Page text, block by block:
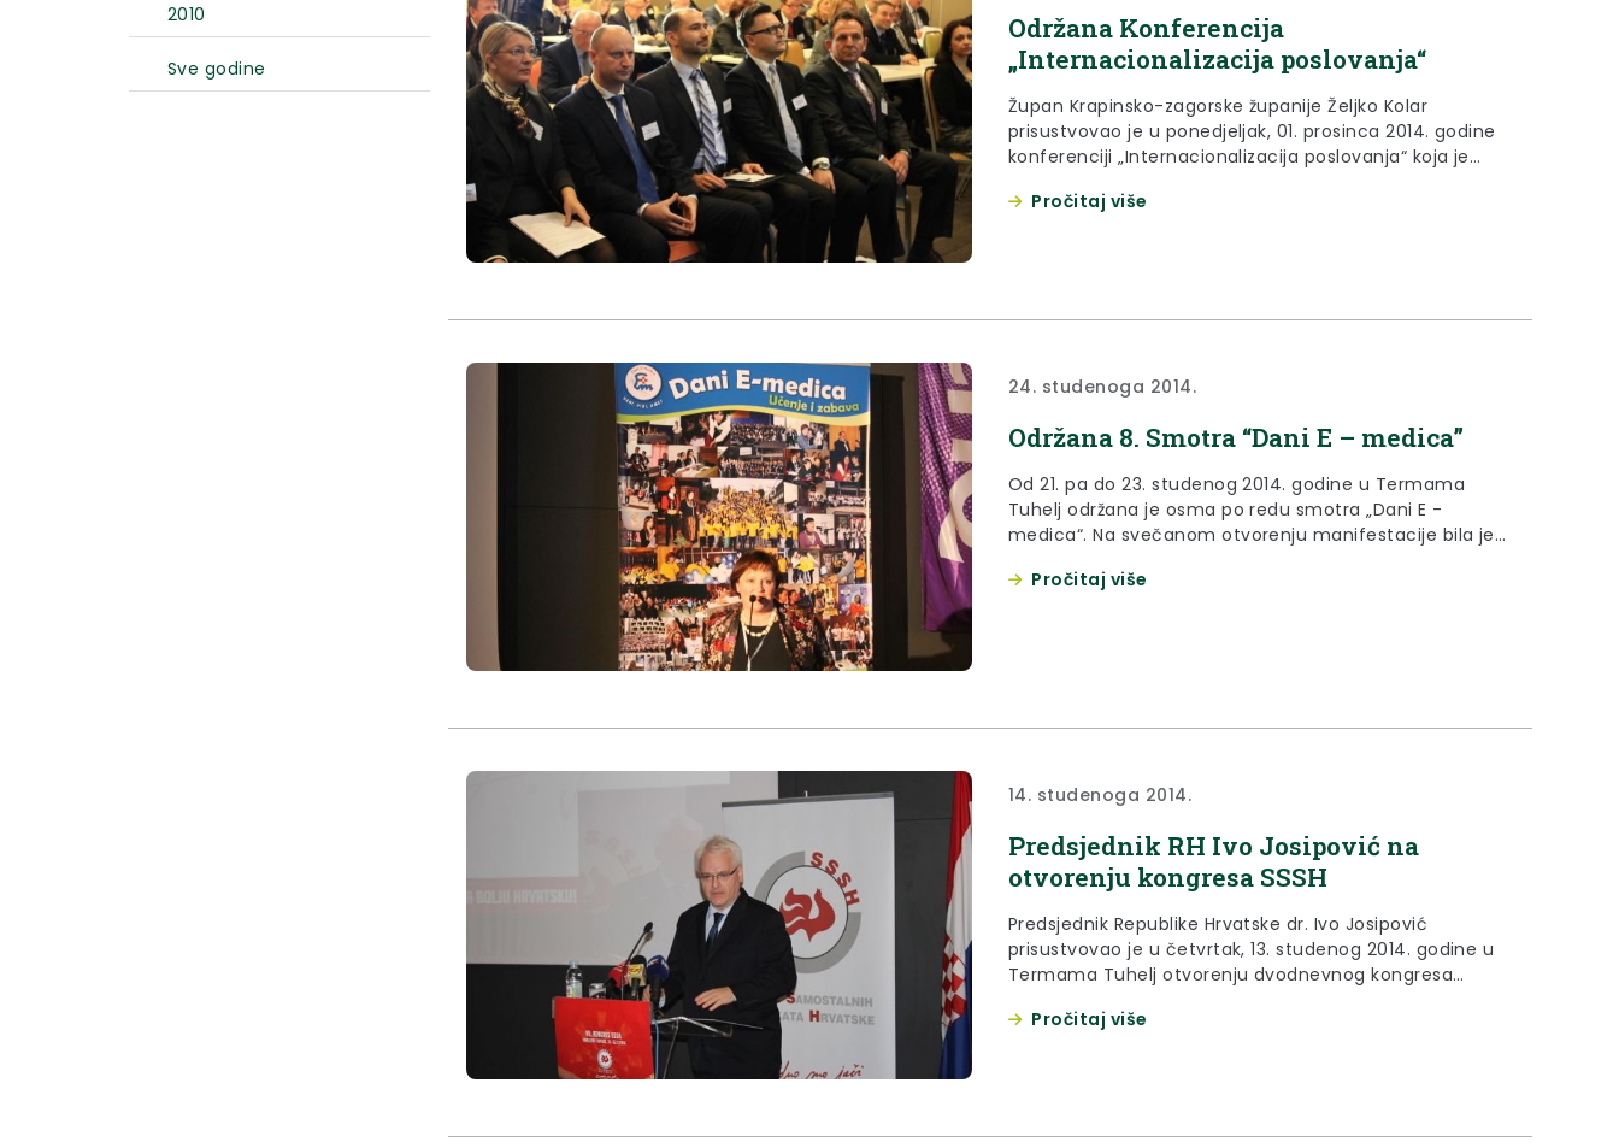
2010
Sve godine
Održana Konferencija
„Internacionalizacija poslovanja“
Župan Krapinsko-zagorske županije Željko Kolar
prisustvovao je u ponedjeljak, 01. prosinca 2014. godine
konferenciji „Internacionalizacija poslovanja“ koja je
Pročitaj više
24. studenoga 2014.
Održana 8. Smotra “Dani E – medica”
Od 21. pa do 23. studenog 2014. godine u Termama
Tuhelj održana je osma po redu smotra „Dani E -
medica“. Na svečanom otvorenju manifestacije bila je
društvene djelatnosti Jasna Petek.
Pročitaj više
14. studenoga 2014.
Predsjednik RH Ivo Josipović na
otvorenju kongresa SSSH
Predsjednik Republike Hrvatske dr. Ivo Josipović
prisustvovao je u četvrtak, 13. studenog 2014. godine u
Termama Tuhelj otvorenju dvodnevnog kongresa
pod sloganom "Snažan sindikat. Za bolju Hrvatsku".
Pročitaj više